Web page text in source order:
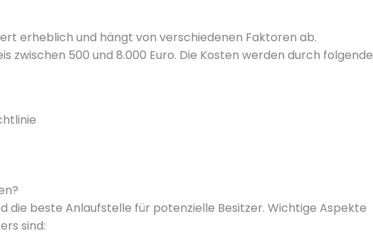
erheblich und hängt von verschiedenen Faktoren ab.
zwischen 500 und 8.000 Euro. Die Kosten werden durch folgende
die beste Anlaufstelle für potenzielle Besitzer. Wichtige Aspekte
sind: